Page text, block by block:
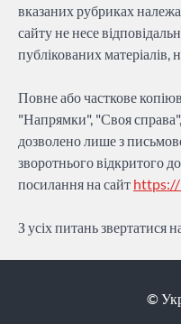
вказаних рубриках
сайту не несе
публікованих матеріалів,
Повне або часткове
"Напрямки", "Своя справа",
дозволено лише з
зворотнього відкритого
посилання на сайт
З усіх питань звертатися
©